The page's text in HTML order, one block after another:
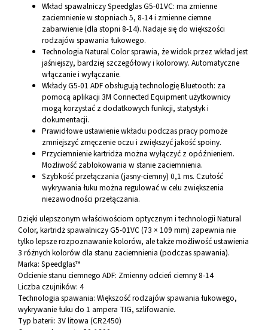
Wkład spawalniczy Speedglas G5-01VC: ma zmienne
zaciemnienie w stopniach 5, 8-14 i zmienne ciemne
zabarwienie (dla stopni 8-14). Nadaje się do większości
rodzajów spawania łukowego.
Technologia Natural Color sprawia, że widok przez wkład jest
jaśniejszy, bardziej szczegółowy i kolorowy. Automatyczne
włączanie i wyłączanie.
Wkłady G5-01 ADF obsługują technologię Bluetooth: za
pomocą aplikacji 3M Connected Equipment użytkownicy
mogą korzystać z dodatkowych funkcji, statystyk i
dokumentacji.
Prawidłowe ustawienie wkładu podczas pracy pomoże
zmniejszyć zmęczenie oczu i zwiększyć jakość spoiny.
Przyciemnienie kartridża można wyłączyć z opóźnieniem.
Możliwość zablokowania w stanie zaciemnienia.
Szybkość przełączania (jasny-ciemny) 0,1 ms. Czułość
wykrywania łuku można regulować w celu zwiększenia
niezawodności przełączania.
Dzięki ulepszonym właściwościom optycznym i technologii Natural
Color, kartridż spawalniczy G5-01VC (73 × 109 mm) zapewnia nie
tylko lepsze rozpoznawanie kolorów, ale także możliwość ustawienia
3 różnych kolorów dla stanu zaciemnienia (podczas spawania).
Marka: Speedglas™
Odcienie stanu ciemnego ADF: Zmienny odcień ciemny 8-14
Liczba czujników: 4
Technologia spawania: Większość rodzajów spawania łukowego,
wykrywanie łuku do 1 ampera TIG, szlifowanie.
Typ baterii: 3V litowa (CR2450)